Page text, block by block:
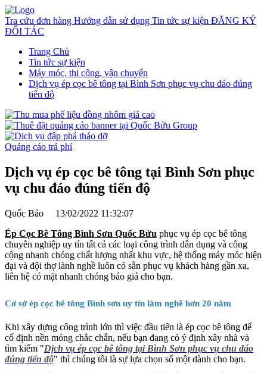
Tra cứu đơn hàng Hướng dẫn sử dụng Tin tức sự kiện ĐĂNG KÝ
ĐỐI TÁC
Trang Chủ
Tin tức sự kiện
Máy móc, thi công, vận chuyển
Dịch vụ ép cọc bê tông tại Bình Sơn phục vụ chu đáo đúng
tiến độ
Quảng cáo trả phí
Dịch vụ ép cọc bê tông tại Bình Sơn phục
vụ chu đáo đúng tiến độ
Quốc Bảo 13/02/2022 11:32:07
Ép Cọc Bê Tông Bình Sơn Quốc Bửu phục vụ ép cọc bê tông
chuyên nghiệp uy tín tất cả các loại công trình dân dụng và công
cộng nhanh chóng chất lượng nhất khu vực, hệ thống máy móc hiện
đại và đội thợ lành nghề luôn có sẵn phục vụ khách hàng gần xa,
liên hệ có mặt nhanh chóng báo giá cho bạn.
Cơ sở ép cọc bê tông Bình sơn uy tín làm nghề hơn 20 năm
Khi xây dựng công trình lớn thì việc đầu tiên là ép cọc bê tông để
cố định nền móng chắc chắn, nếu bạn đang có ý định xây nhà và
tìm kiếm "Dịch vụ ép cọc bê tông tại Bình Sơn phục vụ chu đáo
đúng tiến độ" thì chúng tôi là sự lựa chọn số một dành cho bạn.